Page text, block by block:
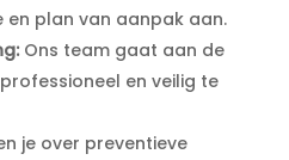
plan van aanpak aan.​
Ons team gaat aan de
en veilig te
je over preventieve